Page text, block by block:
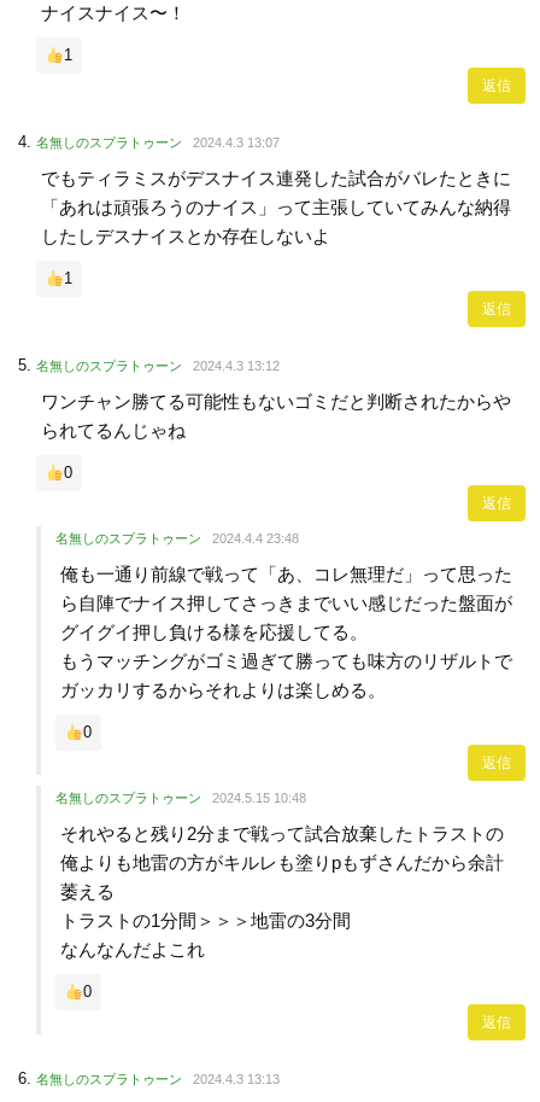
ナイスナイス〜！
1
返信
名無しのスプラトゥーン 2024.4.3 13:07
でもティラミスがデスナイス連発した試合がバレたときに
「あれは頑張ろうのナイス」って主張していてみんな納得
したしデスナイスとか存在しないよ
1
返信
名無しのスプラトゥーン 2024.4.3 13:12
ワンチャン勝てる可能性もないゴミだと判断されたからや
られてるんじゃね
0
返信
名無しのスプラトゥーン 2024.4.4 23:48
俺も一通り前線で戦って「あ、コレ無理だ」って思った
ら自陣でナイス押してさっきまでいい感じだった盤面が
グイグイ押し負ける様を応援してる。
もうマッチングがゴミ過ぎて勝っても味方のリザルトで
ガッカリするからそれよりは楽しめる。
0
返信
名無しのスプラトゥーン 2024.5.15 10:48
それやると残り2分まで戦って試合放棄したトラストの
俺よりも地雷の方がキルレも塗りpもずさんだから余計
萎える
トラストの1分間＞＞＞地雷の3分間
なんなんだよこれ
0
返信
名無しのスプラトゥーン 2024.4.3 13:13